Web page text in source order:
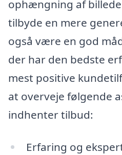
ophængning af
tilbyde en mere
også være en god
der har den bedste
mest positive
at overveje følgende
indhenter tilbud:
Erfaring og